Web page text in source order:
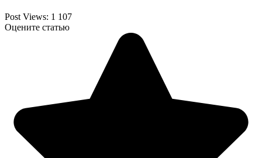
Post Views: 1 107
Оцените статью